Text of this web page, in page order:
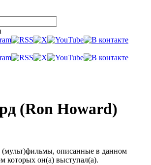
(Ron Howard)
описанные в данном
которых он(а) выступал(а).